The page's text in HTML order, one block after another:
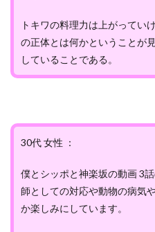
トキワの料理力は上がってい
の正体とは何かということが
していることである。
30代 女性 ：
僕とシッポと神楽坂の動画 3
師としての対応や動物の病気
か楽しみにしています。